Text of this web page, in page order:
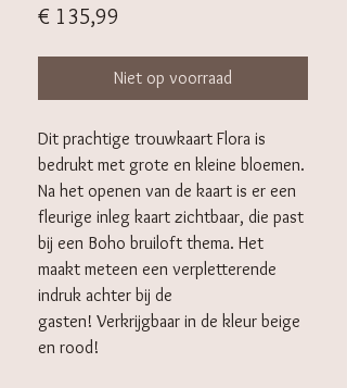
€ 135,99
Niet op voorraad
Dit prachtige trouwkaart Flora is
bedrukt met grote en kleine bloemen.
Na het openen van de kaart is er een
fleurige inleg kaart zichtbaar, die past
bij een Boho bruiloft thema. Het
maakt meteen een verpletterende
indruk achter bij de
gasten! Verkrijgbaar in de kleur beige
en rood!